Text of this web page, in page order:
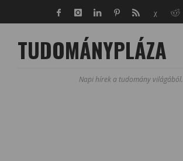
TUDOMÁNYPLÁZA
Napi hírek a tudomány világából.